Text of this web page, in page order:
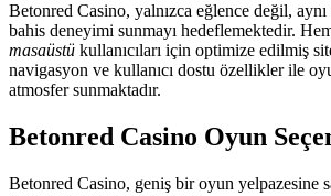
Betonred Casino, yalnızca eğlence değil,
bahis deneyimi sunmayı hedeflemektedir.
masaüstü kullanıcıları için optimize edilmiş
navigasyon ve kullanıcı dostu özellikler ile
atmosfer sunmaktadır.
Betonred Casino Oyun
Betonred Casino, geniş bir oyun yelpazesine